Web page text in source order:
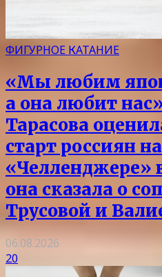
ФИГУРНОЕ КАТАНИЕ
«Мы любим
а она любит
Тарасова
старт россиян на
«Челленджере»
она сказала о
Трусовой и
06.08.2026
20